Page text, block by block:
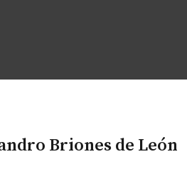
Briones de León